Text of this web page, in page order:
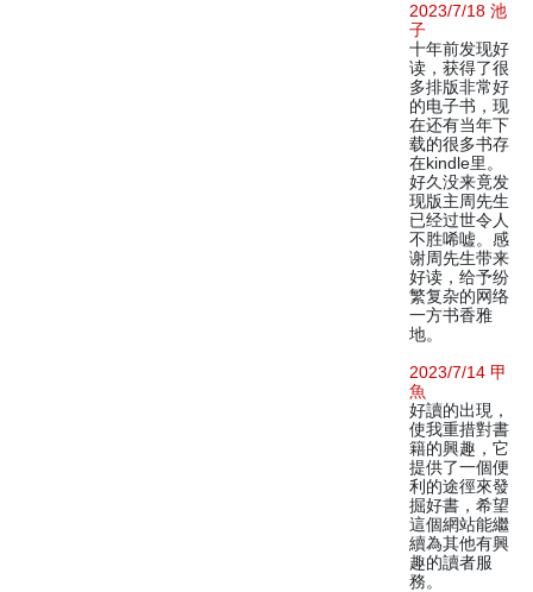
2023/7/18 池
子
十年前发现好
读，获得了很
多排版非常好
的电子书，现
在还有当年下
载的很多书存
在kindle里。
好久没来竟发
现版主周先生
已经过世令人
不胜唏嘘。感
谢周先生带来
好读，给予纷
繁复杂的网络
一方书香雅
地。
2023/7/14 甲
魚
好讀的出現，
使我重措對書
籍的興趣，它
提供了一個便
利的途徑來發
掘好書，希望
這個網站能繼
續為其他有興
趣的讀者服
務。